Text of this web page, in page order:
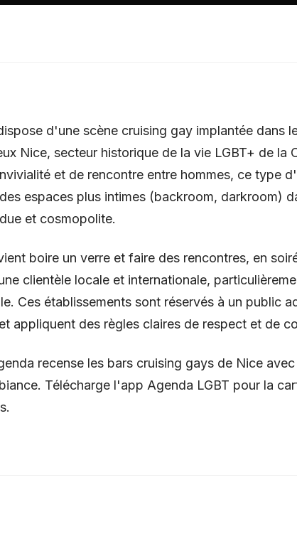
d'une scène cruising gay implantée dans
Nice, secteur historique de la vie LGBT+ de la
et de rencontre entre hommes, ce type
espaces plus intimes (backroom, darkroom)
et cosmopolite.
boire un verre et faire des rencontres, en
clientèle locale et internationale,
Ces établissements sont réservés à un public
appliquent des règles claires de respect et de
recense les bars cruising gays de Nice
Télécharge l'app Agenda LGBT pour la